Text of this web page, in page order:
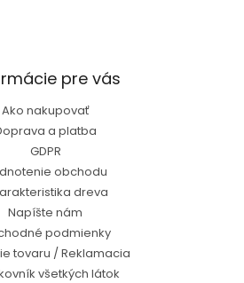
pre vás
Ako nakupovať
a platba
GDPR
obchodu
dreva
Napíšte nám
podmienky
tovaru / Reklamacia
všetkých látok